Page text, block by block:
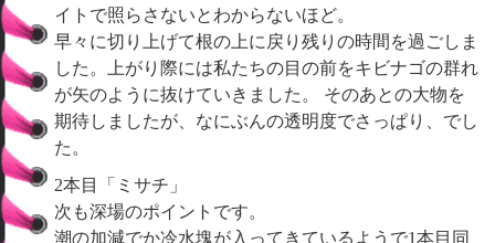
イトで照らさないとわからないほど。
早々に切り上げて根の上に戻り残りの時間を過ごしま
した。上がり際には私たちの目の前をキビナゴの群れ
が矢のように抜けていきました。 そのあとの大物を
期待しましたが、なにぶんの透明度でさっぱり、でし
た。
2本目「ミサチ」
次も深場のポイントです。
潮の加減でか冷水塊が入ってきているようで1本目同